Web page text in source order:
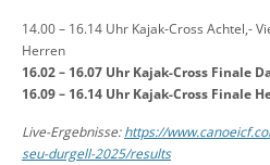
14.00 – 16.14 Uhr Kajak-Cross Achtel,-
Herren
16.02 – 16.07 Uhr Kajak-Cross Finale
16.09 – 16.14 Uhr Kajak-Cross Finale
Live-Ergebnisse:https://
seu-durgell-2025/results